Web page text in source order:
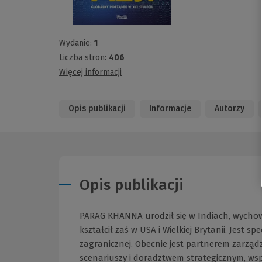
Wydanie: 1
Liczba stron: 406
Więcej informacji
Opis publikacji Informacje Autorzy
Opis publikacji
PARAG KHANNA urodził się w Indiach,
kształcił zaś w USA i Wielkiej Brytanii. Jest
zagranicznej. Obecnie jest partnerem
scenariuszy i doradztwem strategicznym,